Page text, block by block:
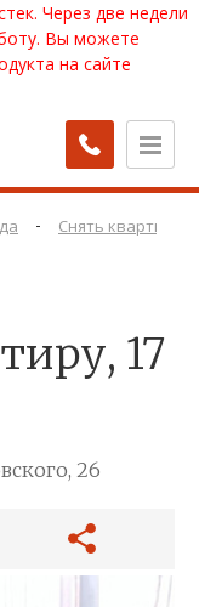
Через две недели
Вы можете
на сайте
- Снять квартиру
17
26